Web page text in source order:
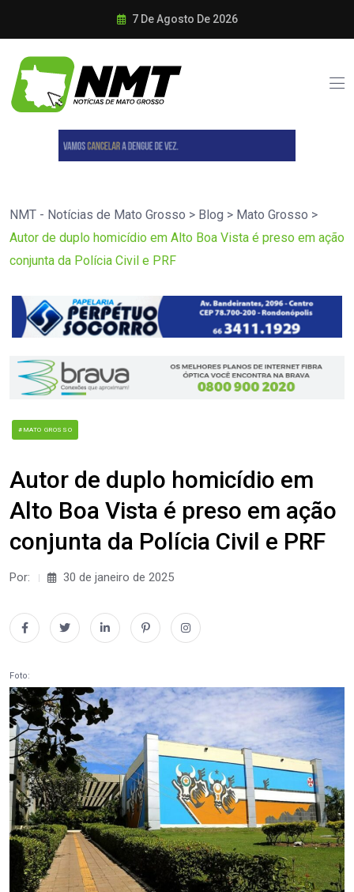
7 De Agosto De 2026
NMT - Notícias de Mato Grosso > Blog > Mato Grosso >
Autor de duplo homicídio em Alto Boa Vista é preso em ação
conjunta da Polícia Civil e PRF
#MATO GROSSO
Autor de duplo homicídio em
Alto Boa Vista é preso em ação
conjunta da Polícia Civil e PRF
Por: 30 de janeiro de 2025
Foto: